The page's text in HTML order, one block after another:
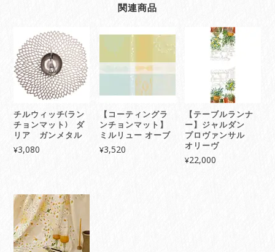
関連商品
チルウィッチ(ラン
チョンマット) ダ
リア ガンメタル
¥3,080
【コーティングラ
ンチョンマット】
ミルリュー オーブ
¥3,520
【テーブルランナ
ー】ジャルダン
プロヴァンサル
オリーヴ
¥22,000